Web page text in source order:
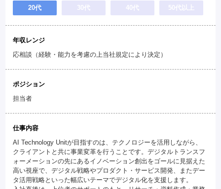
20代 30代 40代 50代以上
年収レンジ
応相談（経験・能力を考慮の上当社規定により決定）
ポジション
担当者
仕事内容
AI Technology Unitが目指すのは、テクノロジーを活用しながら、
クライアントと共に事業変革を行うことです。デジタルトランスフ
ォーメーションの先にあるイノベーション創出をゴールに見据えた
高い視座で、デジタル戦略やプロダクト・サービス開発、またデー
タ活用戦略といった幅広いテーマでデジタル化を支援します。